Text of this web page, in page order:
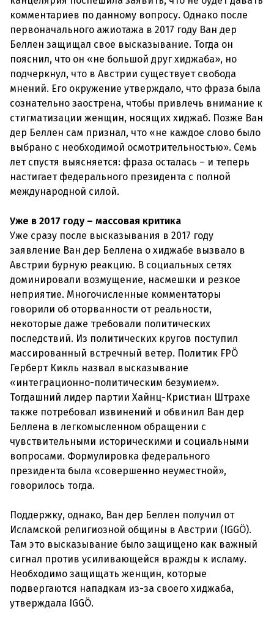
комментариев по данному вопросу. Однако после
первоначального ажиотажа в 2017 году Ван дер
Беллен защищал свое высказывание. Тогда он
пояснил, что он «не большой друг хиджаба», но
подчеркнул, что в Австрии существует свобода
мнений. Его окружение утверждало, что фраза была
сознательно заострена, чтобы привлечь внимание к
стигматизации женщин, носящих хиджаб. Позже Ван
дер Беллен сам признал, что «не каждое слово было
выбрано с необходимой осмотрительностью». Семь
лет спустя выясняется: фраза осталась – и теперь
настигает федерального президента с полной
международной силой.
Уже в 2017 году – массовая критика
Уже сразу после высказывания в 2017 году
заявление Ван дер Беллена о хиджабе вызвало в
Австрии бурную реакцию. В социальных сетях
доминировали возмущение, насмешки и резкое
неприятие. Многочисленные комментаторы
говорили об оторванности от реальности,
некоторые даже требовали политических
последствий. Из политических кругов поступил
массированный встречный ветер. Политик FPÖ
Герберт Кикль назвал высказывание
«интеграционно-политическим безумием».
Тогдашний лидер партии Хайнц-Кристиан Штрахе
также потребовал извинений и обвинил Ван дер
Беллена в легкомысленном обращении с
чувствительными историческими и социальными
вопросами. Формулировка федерального
президента была «совершенно неуместной»,
говорилось тогда.
Поддержку, однако, Ван дер Беллен получил от
Исламской религиозной общины в Австрии (IGGÖ).
Там это высказывание было защищено как важный
сигнал против усиливающейся вражды к исламу.
Необходимо защищать женщин, которые
подвергаются нападкам из-за своего хиджаба,
утверждала IGGÖ.